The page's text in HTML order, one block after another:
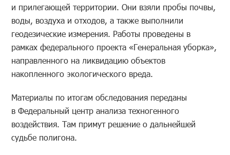
и прилегающей территории. Они взяли пробы почвы,
воды, воздуха и отходов, а также выполнили
геодезические измерения. Работы проведены в
рамках федерального проекта «Генеральная уборка»,
направленного на ликвидацию объектов
накопленного экологического вреда.
Материалы по итогам обследования переданы
в Федеральный центр анализа техногенного
воздействия. Там примут решение о дальнейшей
судьбе полигона.